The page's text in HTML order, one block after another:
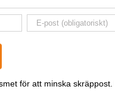
för att minska skräppost.